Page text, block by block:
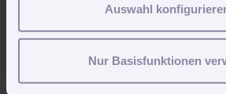
Auswahl
Nur Basisfunktionen